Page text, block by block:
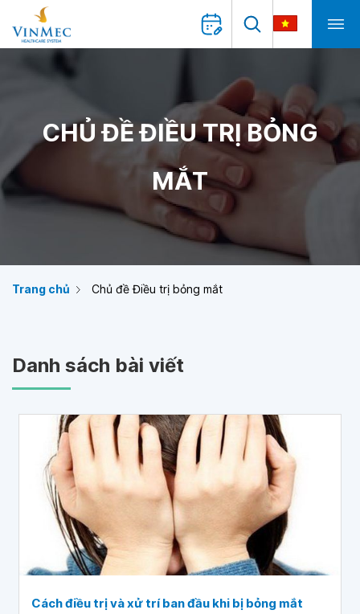
CHỦ ĐỀ ĐIỀU TRỊ BỎNG
MẮT
Trang chủ Chủ đề Điều trị bỏng mắt
Danh sách bài viết
Cách điều trị và xử trí ban đầu khi bị bỏng mắt